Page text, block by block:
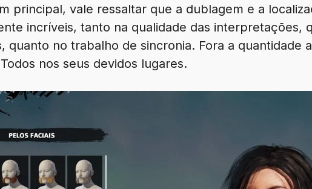
principal, vale ressaltar que a dublagem e a
incríveis, tanto na qualidade das interpretações,
quanto no trabalho de sincronia. Fora a quantidade
nos seus devidos lugares.